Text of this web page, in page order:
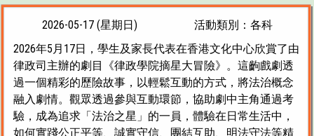
2026-05-17 (星期日)
活動類別：各科
2026年5月17日，學生及家長代表在香港文化中心欣賞了由
律政司主辦的劇目《律政學院摘星大冒險》。這齣戲劇透
過一個精彩的歷險故事，以輕鬆互動的方式，將法治概念
融入劇情。觀眾透過參與互動環節，協助劇中主角通過考
驗，成為追求「法治之星」的一員，體驗在日常生活中，
如何實踐公正平等、誠實守信、團結互助、明法守法等精